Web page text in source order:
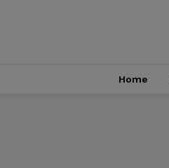
Home